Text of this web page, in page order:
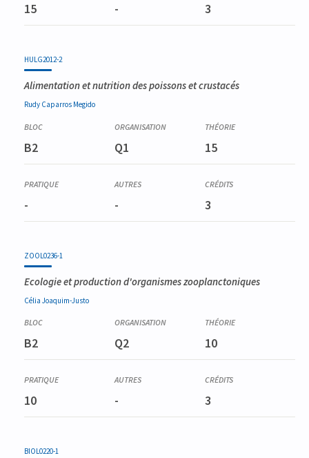
15 - 3
HULG2012-2
Alimentation et nutrition des poissons et crustacés
Rudy Caparros Megido
B2 Q1 15
- - 3
ZOOL0236-1
Ecologie et production d'organismes zooplanctoniques
Célia Joaquim-Justo
B2 Q2 10
10 - 3
BIOL0220-1